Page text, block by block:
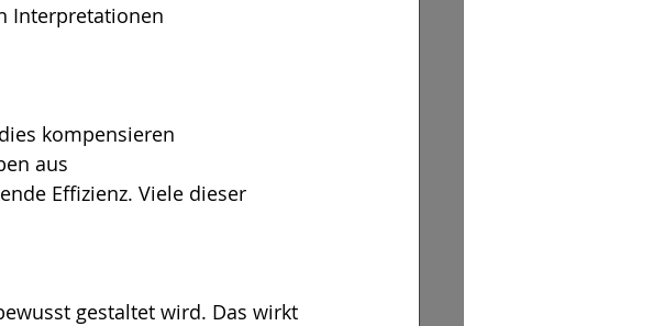
Interpretationen
kompensieren
aus
Effizienz. Viele dieser
gestaltet wird. Das wirkt